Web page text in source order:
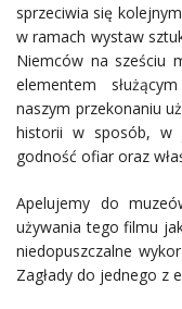
sprzeciwia się
w ramach wystaw
Niemców na sześciu
elementem
naszym przekonaniu
historii w sposób, w
godność ofiar oraz
Apelujemy do
używania tego filmu
niedopuszczalne
Zagłady do jednego z